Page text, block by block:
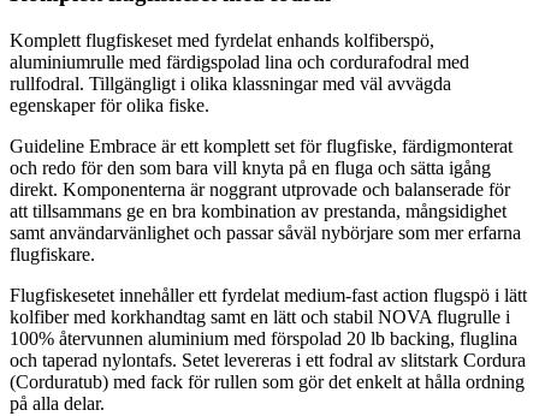
Komplett flugfiskeset med fyrdelat enhands kolfiberspö,
aluminiumrulle med färdigspolad lina och cordurafodral med
rullfodral. Tillgängligt i olika klassningar med väl avvägda
egenskaper för olika fiske.
Guideline Embrace är ett komplett set för flugfiske, färdigmonterat
och redo för den som bara vill knyta på en fluga och sätta igång
direkt. Komponenterna är noggrant utprovade och balanserade för
att tillsammans ge en bra kombination av prestanda, mångsidighet
samt användarvänlighet och passar såväl nybörjare som mer erfarna
flugfiskare.
Flugfiskesetet innehåller ett fyrdelat medium-fast action flugspö i lätt
kolfiber med korkhandtag samt en lätt och stabil NOVA flugrulle i
100% återvunnen aluminium med förspolad 20 lb backing, fluglina
och taperad nylontafs. Setet levereras i ett fodral av slitstark Cordura
(Corduratub) med fack för rullen som gör det enkelt at hålla ordning
på alla delar.